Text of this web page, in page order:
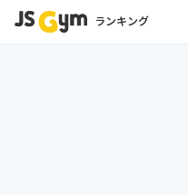
ランキング